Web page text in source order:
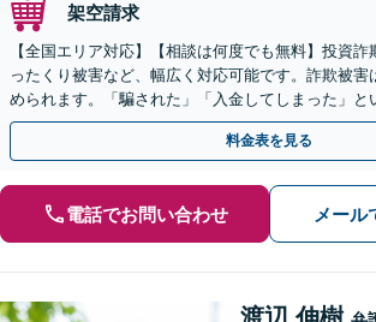
架空請求
【全国エリア対応】【相談は何度でも無料】投資
ったくり被害など、幅広く対応可能です。詐欺被害
められます。「騙された」「入金してしまった」と
早めにご相談ください。【電話・メール・WEB相
料金表を見る
電話でお問い合わせ メール